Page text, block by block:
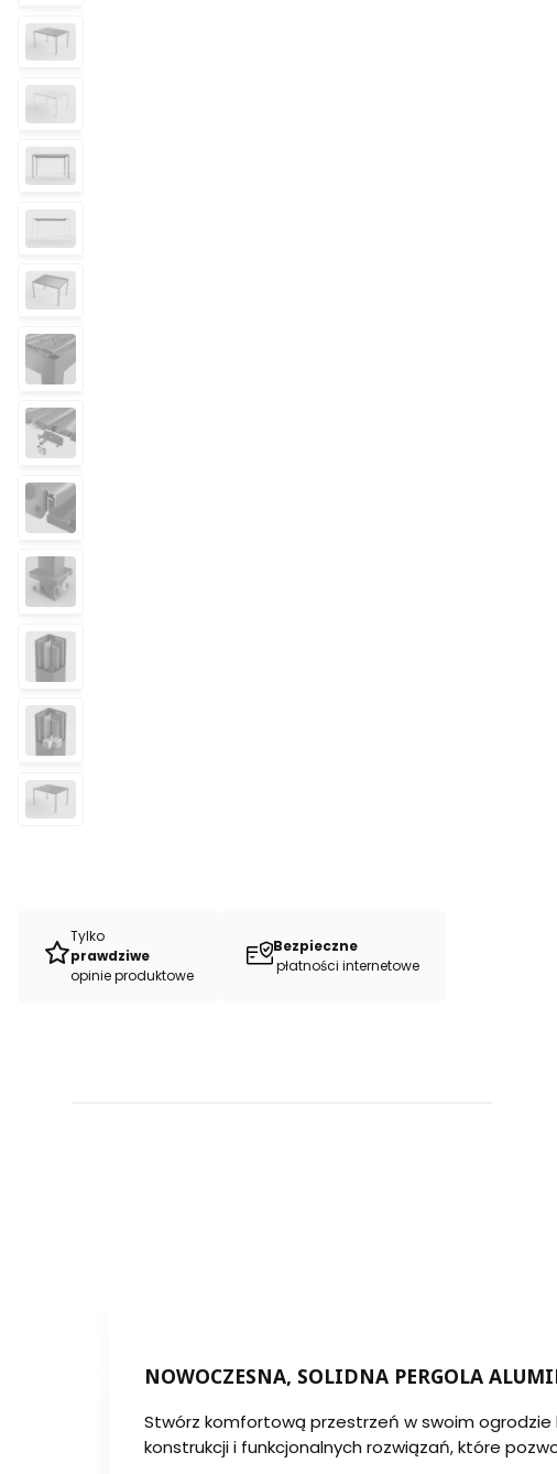
Tylko
prawdziwe
opinie produktowe
Bezpieczne
płatności internetowe
NOWOCZESNA, SOLIDNA PERGOLA
Stwórz komfortową przestrzeń w swoim ogrodzie
konstrukcji i funkcjonalnych rozwiązań, które